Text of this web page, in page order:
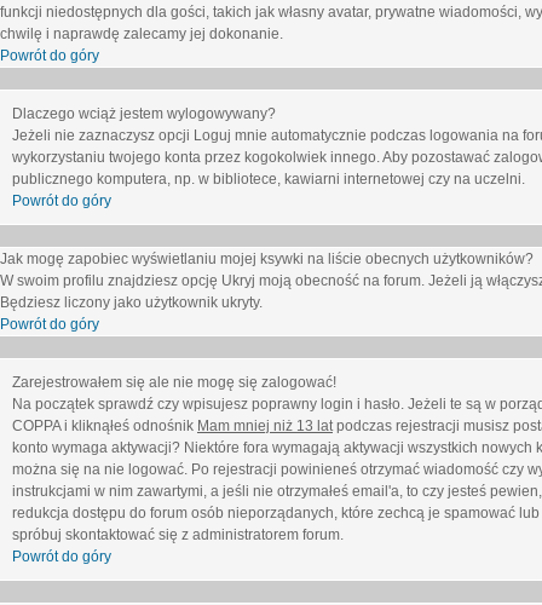
funkcji niedostępnych dla gości, takich jak własny avatar, prywatne wiadomości,
chwilę i naprawdę zalecamy jej dokonanie.
Powrót do góry
Dlaczego wciąż jestem wylogowywany?
Jeżeli nie zaznaczysz opcji Loguj mnie automatycznie podczas logowania na
wykorzystaniu twojego konta przez kogokolwiek innego. Aby pozostawać
publicznego komputera, np. w bibliotece, kawiarni internetowej czy na uczelni.
Powrót do góry
Jak mogę zapobiec wyświetlaniu mojej ksywki na liście obecnych użytkowników?
W swoim profilu znajdziesz opcję Ukryj moją obecność na forum. Jeżeli ją
Będziesz liczony jako użytkownik ukryty.
Powrót do góry
Zarejestrowałem się ale nie mogę się zalogować!
Na początek sprawdź czy wpisujesz poprawny login i hasło. Jeżeli te są w
COPPA i kliknąłeś odnośnik Mam mniej niż 13 latpodczas rejestracji musisz
konto wymaga aktywacji? Niektóre fora wymagają aktywacji wszystkich
można się na nie logować. Po rejestracji powinieneś otrzymać wiadomość czy
instrukcjami w nim zawartymi, a jeśli nie otrzymałeś email'a, to czy jesteś
redukcja dostępu do forum osób nieporządanych, które zechcą je spamować
spróbuj skontaktować się z administratorem forum.
Powrót do góry